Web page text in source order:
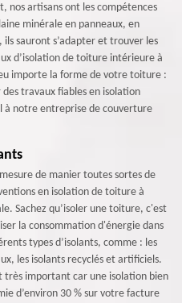
nos artisans ont les compétences
minérale en panneaux, en
sauront s’adapter et trouver les
d’isolation de toiture intérieure à
importe la forme de votre toiture :
travaux fiables en isolation
à notre entreprise de couverture
de manier toutes sortes de
en isolation de toiture à
Sachez qu’isoler une toiture, c'est
la consommation d'énergie dans
types d’isolants, comme : les
les isolants recyclés et artificiels.
très important car une isolation bien
d’environ 30 % sur votre facture